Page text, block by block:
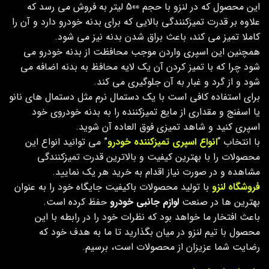
این محصول که در لنزو با حجم 500 لیتر به فروش می رسد که
علاوه بر قدرت تمیزکنندگی بالایی که برای بدنه خودرو دارد و آن را
کاملا تمیز می کند، باعث براق شدن بدنه نیز می شود.
همچنین این اسپری واردن موجب محافظت از بدنه خودرو می
شود چرا که با تمیز کردن آن یک لایه محافظ به بدنه اضافه می
شود و از گرد و غبار به آن جلوگیری می کند.
برای استفاده کافی است با یک دستمال نرم مثل دستمال های نانو
یا اسفنج و مقداری از مایع تمیزکننده را به بدنه خودروی خود
اسپری کنید و شاهد تمیزی فوق العاده آن شوید.
با انتخاب “انواع اسپری تمیزکننده خودرو” می توانید انواع این
محصولات را با بهترین کیفیت و بالاترین قدرت تمیزکنندگی
مشاهده و در صورت نیاز اقدام به خرید هر یک نمایید.
فروشگاه لنزو با تولید محصولات باکیفیت جایگاه خود را به عنوان
بهترین ها در صنعت لوازم جانبی خودرو حفظ کرده است.
باعث افتخار ما خواهد بود که نظرات خود را در رابطه با این
محصول با تیم لنزو در میان بگذارید تا ما به هدف خود که
رضایت شما عزیزان از محصولات است، برسیم.